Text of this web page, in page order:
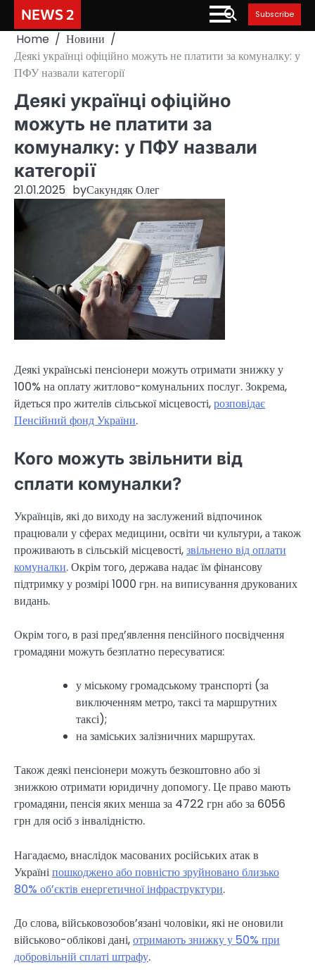
content
NEWS 2 Subscribe
Home
Новини
Деякі українці офіційно можуть не платити за комуналку: у
ПФУ назвали категорії
Деякі українці офіційно
можуть не платити за
комуналку: у ПФУ назвали
категорії
21.01.2025 byСакундяк Олег
Деякі українські пенсіонери можуть отримати знижку у
100% на оплату житлово-комунальних послуг. Зокрема,
йдеться про жителів сільської місцевості,розповідає
Пенсійний фонд України.
Кого можуть звільнити від
сплати комуналки?
Українців, які до виходу на заслужений відпочинок
працювали у сферах медицини, освіти чи культури, а також
проживають в сільській місцевості,звільнено від оплати
комуналки. Окрім того, держава надає їм фінансову
підтримку у розмірі 1000 грн. на виписування друкованих
видань.
Окрім того, в разі пред’явлення пенсійного посвідчення
громадяни можуть безплатно пересуватися:
у міському громадському транспорті (за
виключенням метро, таксі та маршрутних
таксі);
на заміських залізничних маршрутах.
Також деякі пенсіонери можуть безкоштовно або зі
знижкою отримати юридичну допомогу. Це право мають
громадяни, пенсія яких менша за 4722 грн або за 6056
грн для осіб з інвалідністю.
Нагадаємо, внаслідок масованих російських атак в
Україніпошкоджено або повністю зруйновано близько
80% об’єктів енергетичної інфраструктури.
До слова, військовозобов’язані чоловіки, які не оновили
військово-облікові дані,отримають знижку у 50% при
добровільній сплаті штрафу.